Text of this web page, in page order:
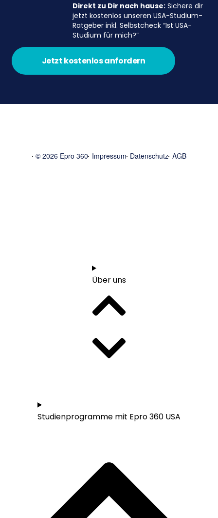
Direkt zu Dir nach hause: Sichere dir
jetzt kostenlos unseren USA-Studium-
Ratgeber inkl. Selbstcheck “Ist USA-
Studium für mich?”
Jetzt kostenlos anfordern
© 2026 Epro 360 Impressum Datenschutz AGB
Über uns
Studienprogramme mit Epro 360 USA